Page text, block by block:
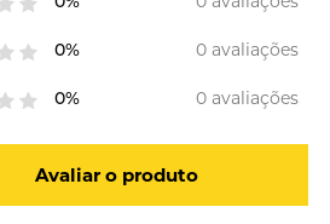
0% 0 avaliações
0% 0 avaliações
Avaliar o produto